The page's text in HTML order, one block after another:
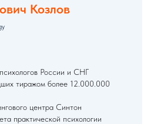
Козлов
России и СНГ
тиражом более 12.000.000
центра Синтон
практической психологии